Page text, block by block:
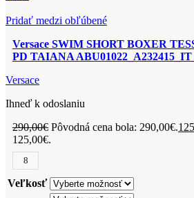
Pridať medzi obľúbené
Versace SWIM SHORT BOXER
PD TAIANA
Versace
Ihneď k odoslaniu
290,00€ Pôvodná cena bola: 290,00€.
125,00€.
8
Veľkosť